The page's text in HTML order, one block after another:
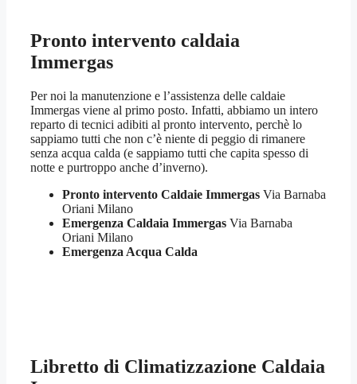
Pronto intervento caldaia
Immergas
Per noi la manutenzione e l’assistenza delle caldaie
Immergas viene al primo posto. Infatti, abbiamo un intero
reparto di tecnici adibiti al pronto intervento, perchè lo
sappiamo tutti che non c’è niente di peggio di rimanere
senza acqua calda (e sappiamo tutti che capita spesso di
notte e purtroppo anche d’inverno).
Pronto intervento Caldaie Immergas Via Barnaba
Oriani Milano
Emergenza Caldaia Immergas Via Barnaba
Oriani Milano
Emergenza Acqua Calda
Libretto di Climatizzazione Caldaia